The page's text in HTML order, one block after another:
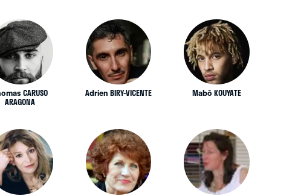
CARUSO
ARAGONA
Adrien BIRY-VICENTE Mabô KOUYATE